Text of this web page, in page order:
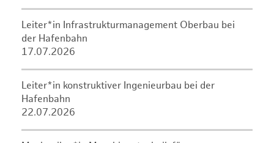
Leiter*in Infrastrukturmanagement Oberbau bei
der Hafenbahn
17.07.2026
Leiter*in konstruktiver Ingenieurbau bei der
Hafenbahn
22.07.2026